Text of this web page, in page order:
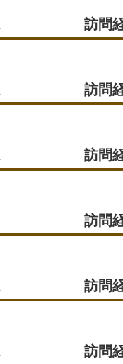
訪問
訪問
訪問
訪問
訪問
訪問